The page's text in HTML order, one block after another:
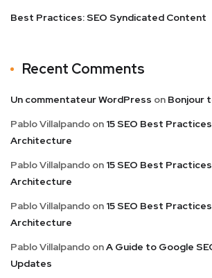
Best Practices: SEO Syndicated Content
Recent Comments
Un commentateur WordPress on Bonjour
Pablo Villalpando on 15 SEO Best
Architecture
Pablo Villalpando on 15 SEO Best
Architecture
Pablo Villalpando on 15 SEO Best
Architecture
Pablo Villalpando onA Guide to Google
Updates